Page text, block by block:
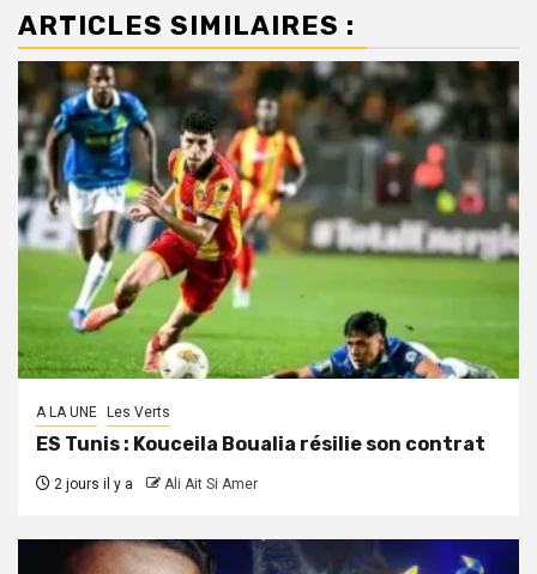
ARTICLES SIMILAIRES :
A LA UNE Les Verts
ES Tunis : Kouceila Boualia résilie son contrat
2 jours il y a Ali Ait Si Amer